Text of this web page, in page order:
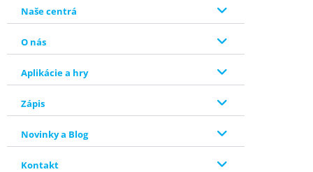
Naše centrá
O nás
Aplikácie a hry
Zápis
Novinky a Blog
Kontakt